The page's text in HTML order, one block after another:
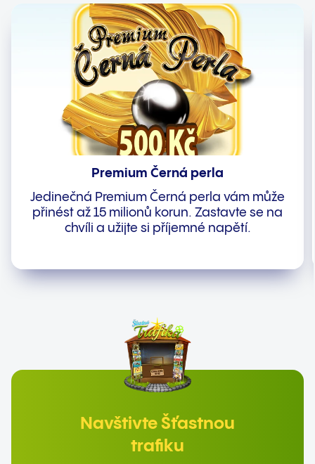
Premium Černá perla
Jedinečná Premium Černá perla vám může
přinést až 15 milionů korun. Zastavte se na
chvíli a užijte si příjemné napětí.
Navštivte Šťastnou
trafiku